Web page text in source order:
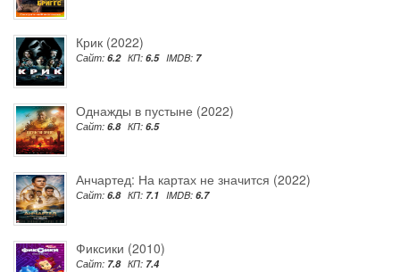
Крик (2022)
Сайт: 6.2 КП: 6.5 IMDB: 7
Однажды в пустыне (2022)
Сайт: 6.8 КП: 6.5
Анчартед: На картах не значится (2022)
Сайт: 6.8 КП: 7.1 IMDB: 6.7
Фиксики (2010)
Сайт: 7.8 КП: 7.4